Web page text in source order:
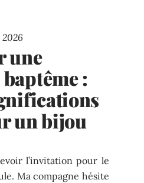
une
:
un bijou
l’invitation pour le
Ma compagne hésite